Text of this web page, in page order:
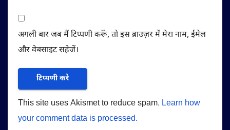
अगली बार जब मैं टिप्पणी करूँ, तो इस ब्राउज़र में मेरा नाम, ईमेल
और वेबसाइट सहेजें।
This site uses Akismet to reduce spam. Learn how
your comment data is processed.